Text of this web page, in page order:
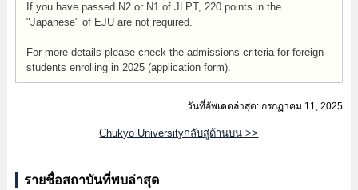
If you have passed N2 or N1 of JLPT, 220 points in the
"Japanese" of EJU are not required.
For more details please check the admissions criteria for foreign
students enrolling in 2025 (application form).
วันที่อัพเดตล่าสุด: กรกฏาคม 11, 2025
Chukyo Universityกลับสู่ด้านบน >>
รายชื่อสถาบันที่พบล่าสุด